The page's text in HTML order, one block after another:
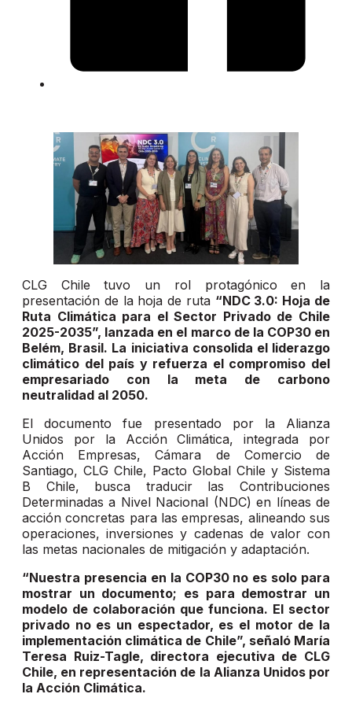
CLG Chile tuvo un rol protagónico en la
presentación de la hoja de ruta “NDC 3.0: Hoja de
Ruta Climática para el Sector Privado de Chile
2025-2035”, lanzada en el marco de la COP30 en
Belém, Brasil. La iniciativa consolida el liderazgo
climático del país y refuerza el compromiso del
empresariado con la meta de carbono
neutralidad al 2050.
El documento fue presentado por la Alianza
Unidos por la Acción Climática, integrada por
Acción Empresas, Cámara de Comercio de
Santiago, CLG Chile, Pacto Global Chile y Sistema
B Chile, busca traducir las Contribuciones
Determinadas a Nivel Nacional (NDC) en líneas de
acción concretas para las empresas, alineando sus
operaciones, inversiones y cadenas de valor con
las metas nacionales de mitigación y adaptación.
“Nuestra presencia en la COP30 no es solo para
mostrar un documento; es para demostrar un
modelo de colaboración que funciona. El sector
privado no es un espectador, es el motor de la
implementación climática de Chile”, señaló María
Teresa Ruiz-Tagle, directora ejecutiva de CLG
Chile, en representación de la Alianza Unidos por
la Acción Climática.